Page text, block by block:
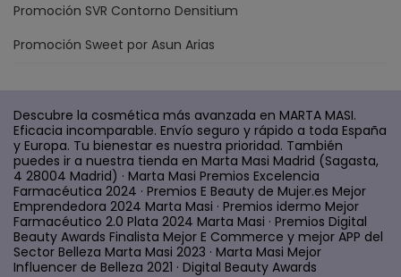
Promoción SVR Contorno Densitium
Promoción Sweet por Asun Arias
Descubre la cosmética más avanzada en MARTA MASI.
Eficacia incomparable. Envío seguro y rápido a toda España
y Europa. Tu bienestar es nuestra prioridad. También
puedes ir a nuestra tienda en Marta Masi Madrid (Sagasta,
4 28004 Madrid) · Marta Masi Premios Excelencia
Farmacéutica 2024 · Premios E Beauty de Mujer.es Mejor
Emprendedora 2024 Marta Masi · Premios idermo Mejor
Farmacéutico 2.0 Plata 2024 Marta Masi · Premios Digital
Beauty Awards Finalista Mejor E Commerce y mejor APP del
Sector Belleza Marta Masi 2023 · Marta Masi Mejor
Influencer de Belleza 2021 · Digital Beauty Awards